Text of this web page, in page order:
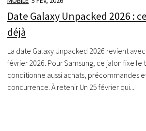
Date Galaxy Unpacked 2026 :
déjà
La date Galaxy Unpacked 2026 revient
février 2026. Pour Samsung, ce jalon fixe le
conditionne aussi achats, précommandes
concurrence. À retenir Un 25 février qui...